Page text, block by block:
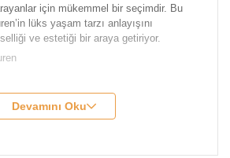
için mükemmel bir seçimdir. Bu
lüks yaşam tarzı anlayışını
ve estetiği bir araya getiriyor.
Devamını Oku